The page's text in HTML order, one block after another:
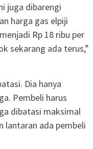
juga dibarengi
harga gas elpiji
Rp 18 ribu per
sekarang ada terus,”
Dia hanya
Pembeli harus
dibatasi maksimal
lantaran ada pembeli